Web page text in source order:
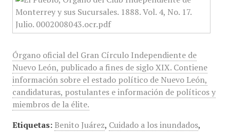
Órgano oficial del Gran Círculo Independiente de
Nuevo León, publicado a fines de siglo XIX. Contiene
información sobre el estado político de Nuevo León,
candidaturas, postulantes e información de políticos y
miembros de la élite.
Etiquetas: Benito Juárez, Cuidado a los inundados,